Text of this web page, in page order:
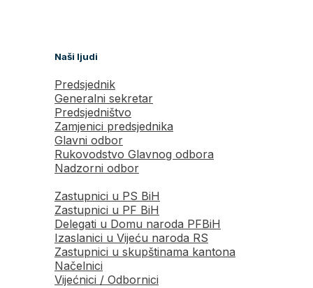
Naši ljudi
Predsjednik
Generalni sekretar
Predsjedništvo
Zamjenici predsjednika
Glavni odbor
Rukovodstvo Glavnog odbora
Nadzorni odbor
Zastupnici u PS BiH
Zastupnici u PF BiH
Delegati u Domu naroda PFBiH
Izaslanici u Vijeću naroda RS
Zastupnici u skupštinama kantona
Načelnici
Vijećnici / Odbornici